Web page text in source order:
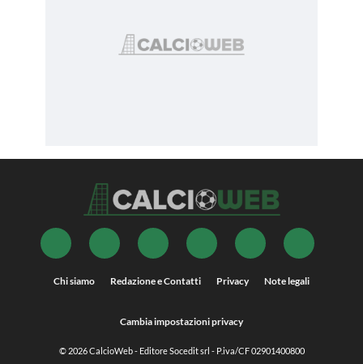
Chi siamo Redazione e Contatti Privacy Note legali
Cambia impostazioni privacy
© 2026CalcioWeb- Editore Socedit srl - P.iva/CF 02901400800